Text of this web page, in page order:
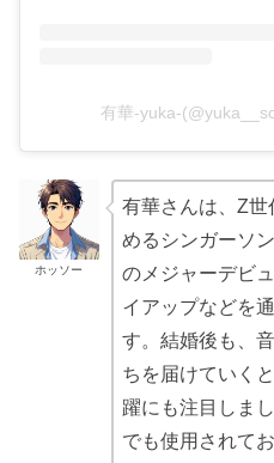
有華-yuka-
ホッソー
有華さんは、Z
めるシンガーソ
のメジャーデビ
イアップなどを
す。結婚後も、
ちを届けていく
躍にも注目しま
でも使用されて